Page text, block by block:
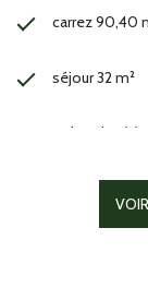
carrez 90,40
séjour 32 m²
3 chambre(s)